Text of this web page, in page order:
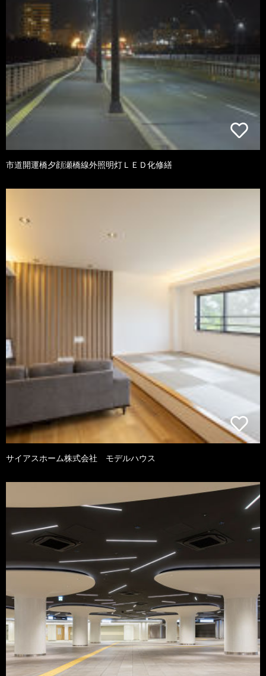
市道開運橋夕顔瀬橋線外照明灯ＬＥＤ化修繕
サイアスホーム株式会社 モデルハウス